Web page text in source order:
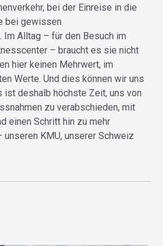
bei der Einreise in die
bei gewissen
Im Alltag – für den Besuch im
– braucht es sie nicht
hier keinen Mehrwert, im
Werte. Und dies können wir uns
ist deshalb höchste Zeit, uns von
zu verabschieden, mit
einen Schritt hin zu mehr
KMU, unserer Schweiz